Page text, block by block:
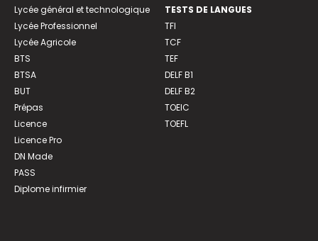
Lycée général et technologique
Lycée Professionnel
Lycée Agricole
BTS
BTSA
BUT
Prépas
Licence
Licence Pro
DN Made
PASS
Diplome infirmier
TESTS DE LANGUES
TFI
TCF
TEF
DELF B1
DELF B2
TOEIC
TOEFL